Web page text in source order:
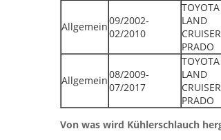
Allgemein09/2002-
02/2010
TOYOTA
LAND
CRUISER
PRADO
Allgemein08/2009-
07/2017
TOYOTA
LAND
CRUISER
PRADO
Von was wird Kühlerschlauch